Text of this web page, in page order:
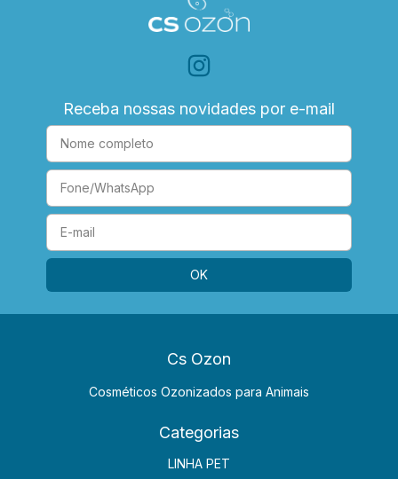
Receba nossas novidades por e-mail
Cs Ozon
Cosméticos Ozonizados para Animais
Categorias
LINHA PET